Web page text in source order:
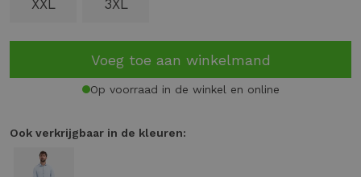
XXL 3XL
Voeg toe aan winkelmand
Op voorraad in de winkel en online
Ook verkrijgbaar in de kleuren: